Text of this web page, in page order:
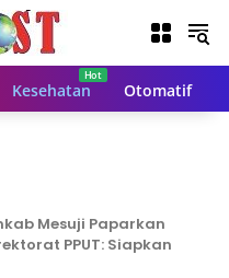
Kesehatan Otomatif
Mesuji Paparkan
PPUT: Siapkan